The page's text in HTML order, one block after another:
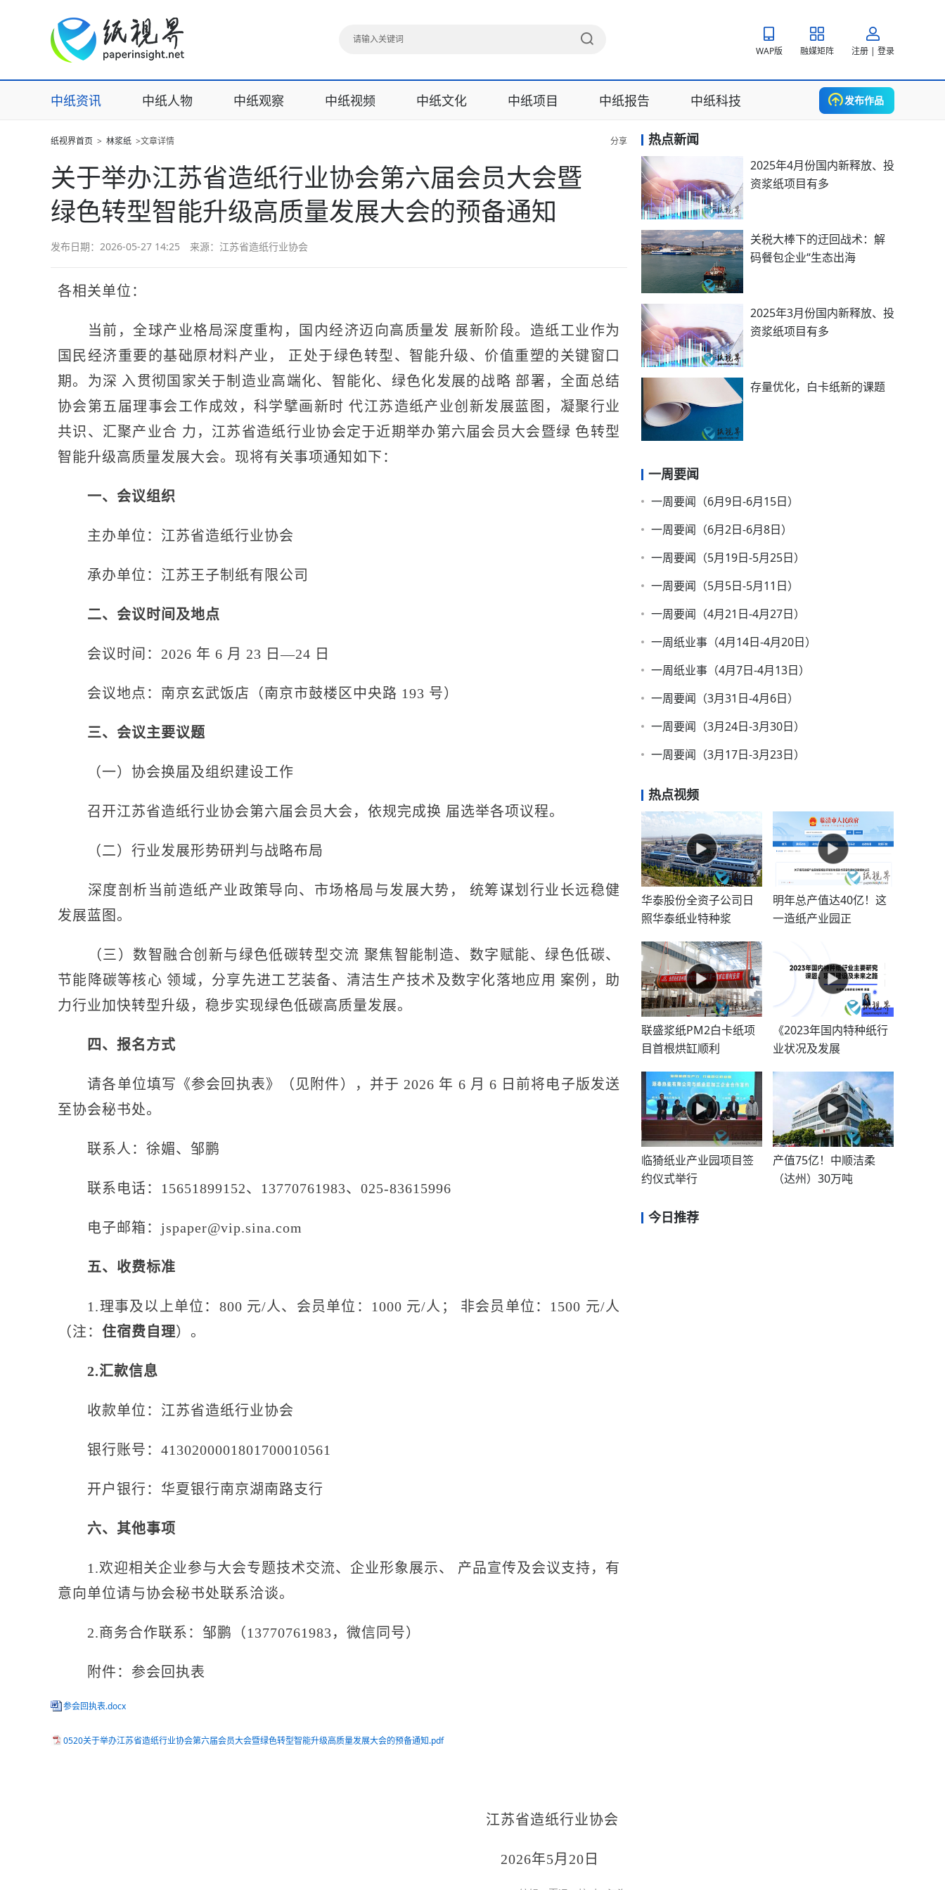
WAP版 融媒矩阵 注册 | 登录
中纸资讯 中纸人物 中纸观察 中纸视频 中纸文化 中纸项目 中纸报告 中纸科技 发布作品
纸视界首页 > 林浆纸 >文章详情 分享
关于举办江苏省造纸行业协会第六届会员大会暨
绿色转型智能升级高质量发展大会的预备通知
发布日期：2026-05-27 14:25 来源：江苏省造纸行业协会
各相关单位：
当前，全球产业格局深度重构，国内经济迈向高质量发 展新阶段。造纸工业作为
国民经济重要的基础原材料产业， 正处于绿色转型、智能升级、价值重塑的关键窗口
期。为深 入贯彻国家关于制造业高端化、智能化、绿色化发展的战略 部署，全面总结
协会第五届理事会工作成效，科学擘画新时 代江苏造纸产业创新发展蓝图，凝聚行业
共识、汇聚产业合 力，江苏省造纸行业协会定于近期举办第六届会员大会暨绿 色转型
智能升级高质量发展大会。现将有关事项通知如下：
一、会议组织
主办单位：江苏省造纸行业协会
承办单位：江苏王子制纸有限公司
二、会议时间及地点
会议时间：2026 年 6 月 23 日—24 日
会议地点：南京玄武饭店（南京市鼓楼区中央路 193 号）
三、会议主要议题
（一）协会换届及组织建设工作
召开江苏省造纸行业协会第六届会员大会，依规完成换 届选举各项议程。
（二）行业发展形势研判与战略布局
深度剖析当前造纸产业政策导向、市场格局与发展大势， 统筹谋划行业长远稳健
发展蓝图。
（三）数智融合创新与绿色低碳转型交流 聚焦智能制造、数字赋能、绿色低碳、
节能降碳等核心 领域，分享先进工艺装备、清洁生产技术及数字化落地应用 案例，助
力行业加快转型升级，稳步实现绿色低碳高质量发展。
四、报名方式
请各单位填写《参会回执表》（见附件），并于 2026 年 6 月 6 日前将电子版发送
至协会秘书处。
联系人：徐媚、邹鹏
联系电话：15651899152、13770761983、025-83615996
电子邮箱：jspaper@vip.sina.com
五、收费标准
1.理事及以上单位：800 元/人、会员单位：1000 元/人； 非会员单位：1500 元/人
（注： 住宿费自理）。
2.汇款信息
收款单位：江苏省造纸行业协会
银行账号：4130200001801700010561
开户银行：华夏银行南京湖南路支行
六、其他事项
1.欢迎相关企业参与大会专题技术交流、企业形象展示、 产品宣传及会议支持，有
意向单位请与协会秘书处联系洽谈。
2.商务合作联系：邹鹏（13770761983，微信同号）
附件：参会回执表
参会回执表.docx
0520关于举办江苏省造纸行业协会第六届会员大会暨绿色转型智能升级高质量发展大会的预备通知.pdf
江苏省造纸行业协会
2026年5月20日
热点新闻
2025年4月份国内新释放、投
资浆纸项目有多
关税大棒下的迂回战术：解
码餐包企业“生态出海
2025年3月份国内新释放、投
资浆纸项目有多
存量优化，白卡纸新的课题
一周要闻
一周要闻（6月9日-6月15日）
一周要闻（6月2日-6月8日）
一周要闻（5月19日-5月25日）
一周要闻（5月5日-5月11日）
一周要闻（4月21日-4月27日）
一周纸业事（4月14日-4月20日）
一周纸业事（4月7日-4月13日）
一周要闻（3月31日-4月6日）
一周要闻（3月24日-3月30日）
一周要闻（3月17日-3月23日）
热点视频
华泰股份全资子公司日
照华泰纸业特种浆
明年总产值达40亿！这
一造纸产业园正
联盛浆纸PM2白卡纸项
目首根烘缸顺利
《2023年国内特种纸行
业状况及发展
临猗纸业产业园项目签
约仪式举行
产值75亿！中顺洁柔
（达州）30万吨
今日推荐